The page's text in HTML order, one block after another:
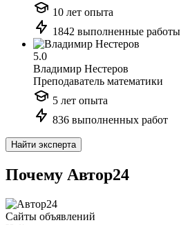
10 лет опыта
1842 выполненные работы
5.0
Владимир Нестеров
Преподаватель математики
5 лет опыта
836 выполненных работ
Найти эксперта
Почему Автор24
Сайты объявлений